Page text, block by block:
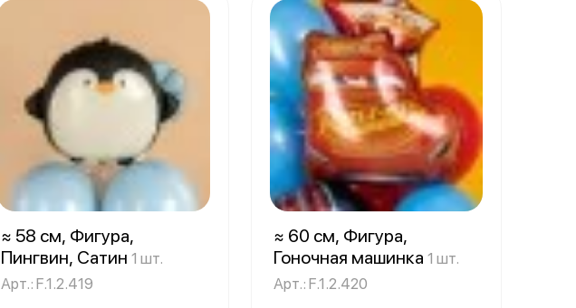
≈ 58 см, Фигура,
Пингвин, Сатин 1 шт.
Арт.: F.1.2.419
≈ 60 см, Фигура,
Гоночная машинка 1 шт.
Арт.: F.1.2.420